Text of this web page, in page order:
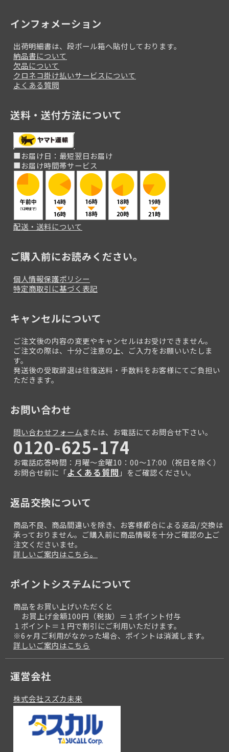
インフォメーション
出荷明細書は、段ボール箱へ貼付しております。
納品書について
欠品について
クロネコ掛け払いサービスについて
よくある質問
送料・送付方法について
■お届け日：最短翌日お届け
■お届け時間帯サービス
配送・送料について
ご購入前にお読みください。
個人情報保護ポリシー
特定商取引に基づく表記
キャンセルについて
ご注文後の内容の変更やキャンセルはお受けできません。
ご注文の際は、十分ご注意の上、ご入力をお願いいたしま
す。
発送後の受取辞退は往復送料・手数料をお客様にてご負担い
ただきます。
お問い合わせ
問い合わせフォームまたは、お電話にてお問合せ下さい。
0120-625-174
お電話応答時間：月曜～金曜10：00～17:00（祝日を除く）
お問合せ前に「よくある質問 」をご確認ください。
返品交換について
商品不良、商品間違いを除き、お客様都合による返品/交換は
承っておりません。ご購入前に商品情報を十分ご確認の上ご
注文くださいませ。
詳しいご案内はこちら。
ポイントシステムについて
商品をお買い上げいただくと
お買上げ金額100円（税抜）＝１ポイント付与
１ポイント＝１円で割引にご利用いただけます。
※6ヶ月ご利用がなかった場合、ポイントは消滅します。
詳しいご案内はこちら
運営会社
株式会社スズカ未来